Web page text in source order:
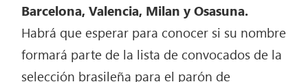
Barcelona, Valencia, Milan y Osasuna.
Habrá que esperar para conocer si su nombre
formará parte de la lista de convocados de la
selección brasileña para el parón de